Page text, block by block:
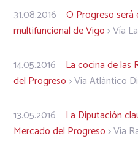
31.08.2016O Progreso
multifuncional de Vigo> Vía
14.05.2016 La cocina de las
del Progreso> Vía Atlántico
13.05.2016 La Diputación
Mercado del Progreso> Vía